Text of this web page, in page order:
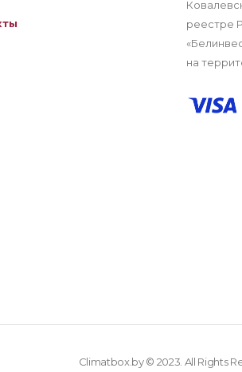
реестре
на
Climatbox.by © 2023. All Rights